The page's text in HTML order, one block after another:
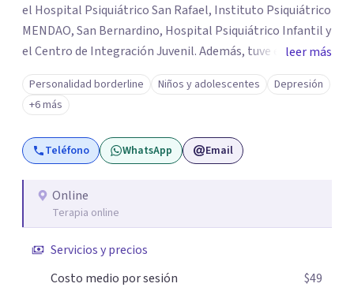
el Hospital Psiquiátrico San Rafael, Instituto Psiquiátrico
MENDAO, San Bernardino, Hospital Psiquiátrico Infantil y
el Centro de Integración Juvenil. Además, tuve el
privilegio de colaborar en comunidades como Olivar del
Conde y Xochimilco, lo que me permitió conocer diversas
realidades y necesidades.
leer más
Personalidad borderline Niños y adolescentes
Depresión
+6 más
Teléfono WhatsApp Email
Online
Terapia online
Servicios y precios
Costo medio por sesión
$49